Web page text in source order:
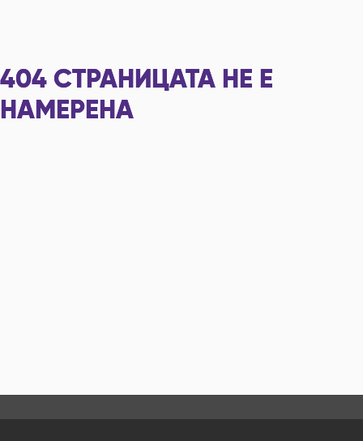
404 СТРАНИЦАТА НЕ Е
НАМЕРЕНА